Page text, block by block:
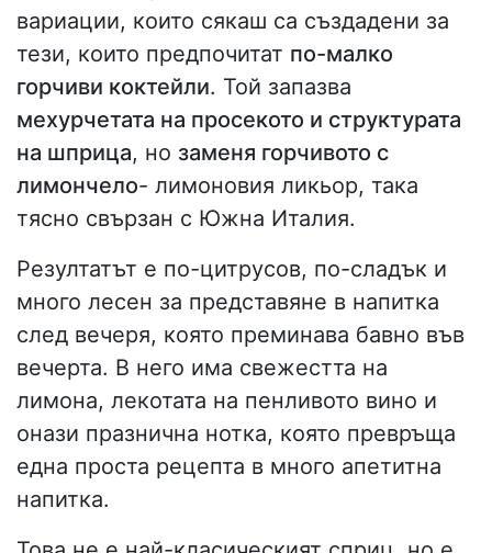
вариации, които сякаш са създадени за
тези, които предпочитат по-малко
горчиви коктейли. Той запазва
мехурчетата на просекото и структурата
на шприца, но заменя горчивото с
лимончело- лимоновия ликьор, така
тясно свързан с Южна Италия.
Резултатът е по-цитрусов, по-сладък и
много лесен за представяне в напитка
след вечеря, която преминава бавно във
вечерта. В него има свежестта на
лимона, лекотата на пенливото вино и
онази празнична нотка, която превръща
една проста рецепта в много апетитна
напитка.